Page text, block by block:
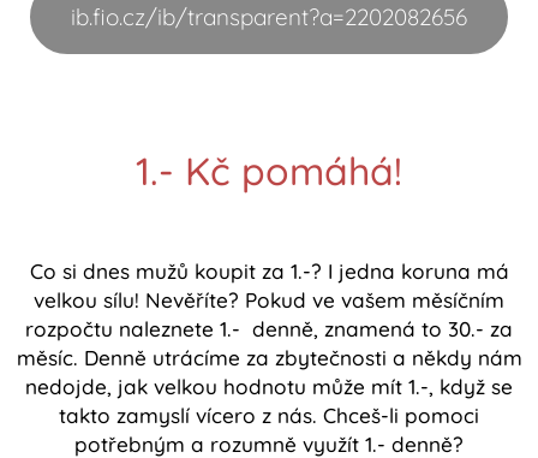
ib.fio.cz/ib/transparent?a=2202082656
1.- Kč pomáhá!
Co si dnes mužů koupit za 1.-? I jedna koruna má
velkou sílu! Nevěříte? Pokud ve vašem měsíčním
rozpočtu naleznete 1.- denně, znamená to 30.- za
měsíc. Denně utrácíme za zbytečnosti a někdy nám
nedojde, jak velkou hodnotu může mít 1.-, když se
takto zamyslí vícero z nás. Chceš-li pomoci
potřebným a rozumně využít 1.- denně?